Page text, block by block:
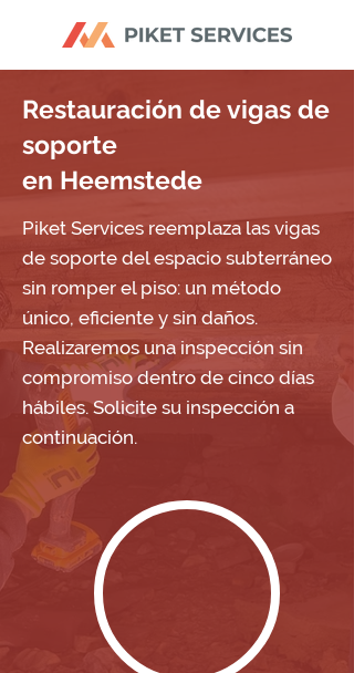
Restauración de vigas de
soporte
en Heemstede
Piket Services reemplaza las vigas
de soporte del espacio subterráneo
sin romper el piso: un método
único, eficiente y sin daños.
Realizaremos una inspección sin
compromiso dentro de cinco días
hábiles. Solicite su inspección a
continuación.